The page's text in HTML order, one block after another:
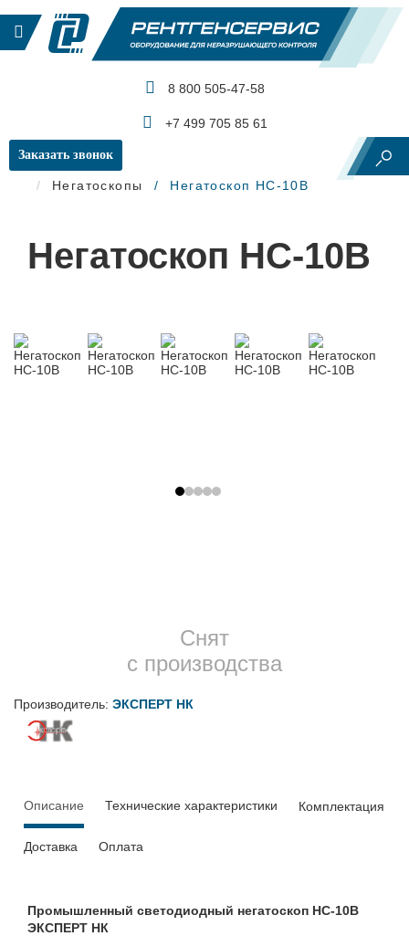
8 800 505-47-58
+7 499 705 85 61
Заказать звонок
Главная
Рентгеновский контроль
Негатоскопы
Негатоскоп НС-10В
Негатоскоп НС-10В
Снят
с производства
Производитель: ЭКСПЕРТ НК
Описание Технические характеристики Комплектация
Доставка Оплата
Промышленный светодиодный негатоскоп НС-10В
ЭКСПЕРТ НК